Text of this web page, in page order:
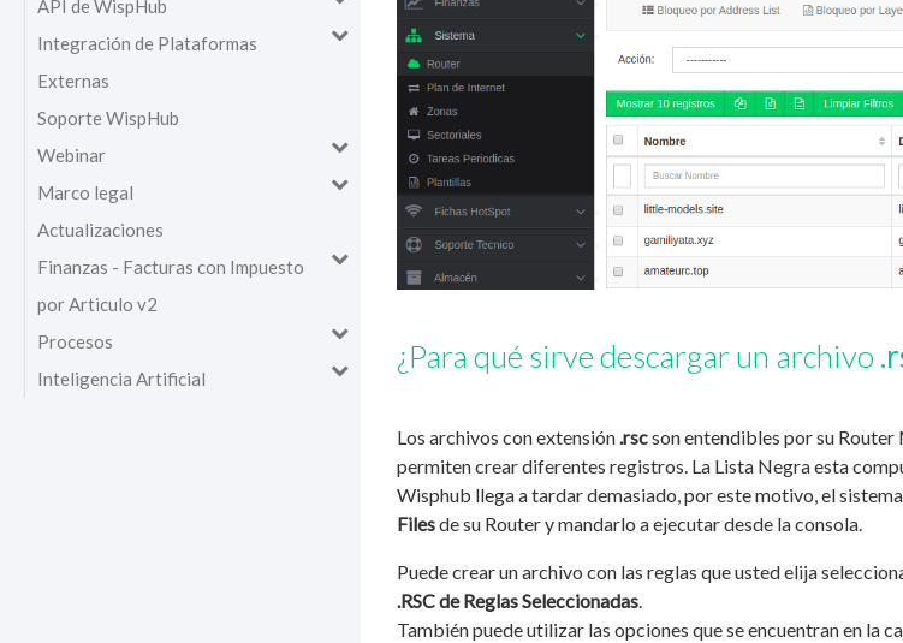
API de WispHub
Integración de Plataformas
Externas
Soporte WispHub
Webinar
Marco legal
Actualizaciones
Finanzas - Facturas con Impuesto
por Articulo v2
Procesos
Inteligencia Artificial
¿Para qué sirve descargar un archivo
Los archivos con extensión.rscson entendibles por su
permiten crear diferentes registros. La Lista Negra esta
Wisphub llega a tardar demasiado, por este motivo, el
Filesde su Router y mandarlo a ejecutar desde la consola.
Puede crear un archivo con las reglas que usted elija
.RSC de Reglas Seleccionadas.
También puede utilizar las opciones que se encuentran en la